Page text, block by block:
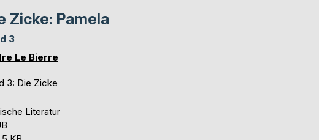
Zicke: Pamela
3
Le Bierre
3: Die Zicke
Literatur